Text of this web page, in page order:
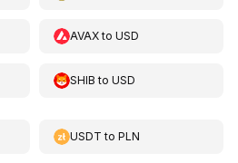
AVAXtoUSD
SHIB toUSD
USDT toPLN